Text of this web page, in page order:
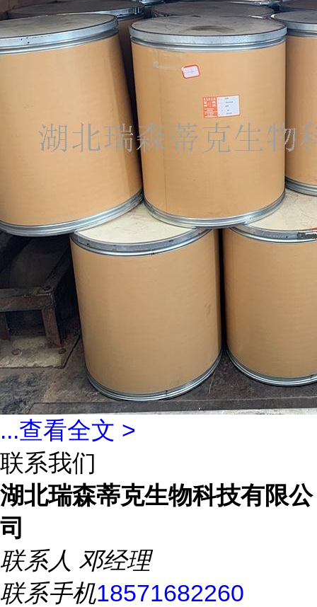
...查看全文 >
联系我们
湖北瑞森蒂克生物科技有限公
司
联系人 邓经理
联系手机18571682260